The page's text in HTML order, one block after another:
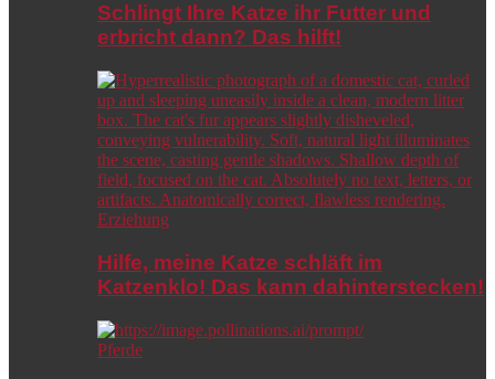
Schlingt Ihre Katze ihr Futter und
erbricht dann? Das hilft!
Erziehung
Hilfe, meine Katze schläft im
Katzenklo! Das kann dahinterstecken!
Pferde